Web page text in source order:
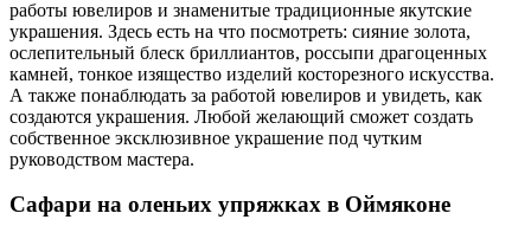
работы ювелиров и знаменитые традиционные якутские
украшения. Здесь есть на что посмотреть: сияние золота,
ослепительный блеск бриллиантов, россыпи драгоценных
камней, тонкое изящество изделий косторезного искусства.
А также понаблюдать за работой ювелиров и увидеть, как
создаются украшения. Любой желающий сможет создать
собственное эксклюзивное украшение под чутким
руководством мастера.
Сафари на оленьих упряжках в Оймяконе